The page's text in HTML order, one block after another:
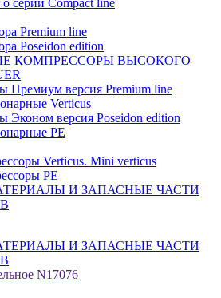
серии Compact line
Premium line
Poseidon edition
КОМПРЕССОРЫ ВЫСОКОГО
Премиум версия Premium line
Verticus
Эконом версия Poseidon edition
PE
Verticus. Mini verticus
PE
И ЗАПАСНЫЕ ЧАСТИ
И ЗАПАСНЫЕ ЧАСТИ
N17076